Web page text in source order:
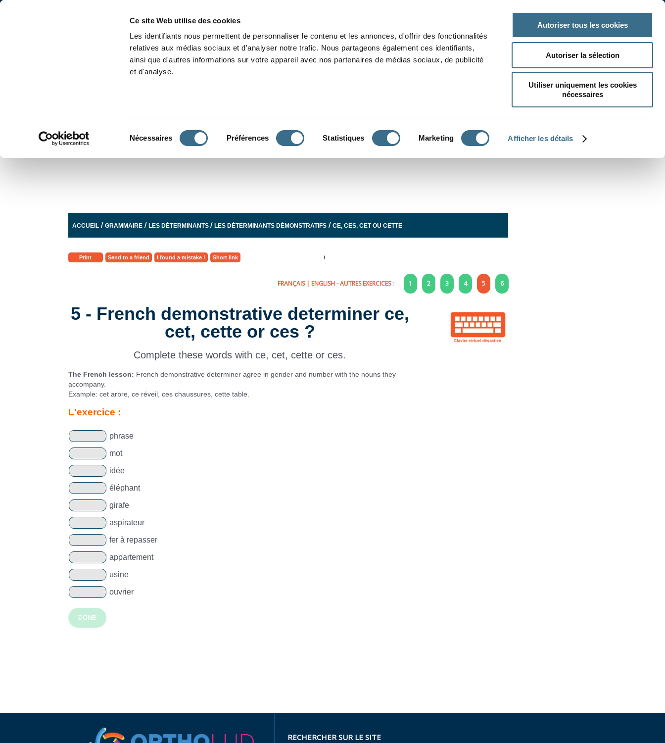
Ce site Web utilise des cookies
Les identifiants nous permettent de personnaliser le contenu et les annonces, d'offrir des fonctionnalités
relatives aux médias sociaux et d'analyser notre trafic. Nous partageons également ces identifiants,
ainsi que d'autres informations sur votre appareil avec nos partenaires de médias sociaux, de publicité
et d'analyse.
Nécessaires Préférences Statistiques Marketing Afficher les détails
Autoriser tous les cookies
Autoriser la sélection
Utiliser uniquement les cookies
nécessaires
ACCUEIL /GRAMMAIRE /LES DÉTERMINANTS/LES DÉTERMINANTS DÉMONSTRATIFS /CE, CES, CET OU CETTE
Print Send to a friend I found a mistake ! Short link
FRANÇAIS| ENGLISH- AUTRES EXERCICES : 1 2 3 4 5 6
5 - French demonstrative determiner ce,
cet, cette or ces ?
Complete these words with ce, cet, cette or ces.
The French lesson: French demonstrative determiner agree in gender and number with the nouns they
accompany.
Example: cet arbre, ce réveil, ces chaussures, cette table.
L'exercice :
phrase
mot
idée
éléphant
girafe
aspirateur
fer à repasser
appartement
usine
ouvrier
DONE!
RECHERCHER SUR LE SITE